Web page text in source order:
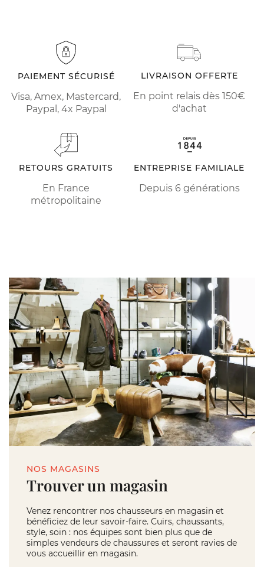
PAIEMENT SÉCURISÉ
Visa, Amex, Mastercard,
Paypal, 4x Paypal
LIVRAISON OFFERTE
En point relais dès 150€
d'achat
RETOURS GRATUITS
En France
métropolitaine
ENTREPRISE FAMILIALE
Depuis 6 générations
NOS MAGASINS
Trouver un magasin
Venez rencontrer nos chausseurs en magasin et
bénéficiez de leur savoir-faire. Cuirs, chaussants,
style, soin : nos équipes sont bien plus que de
simples vendeurs de chaussures et seront ravies de
vous accueillir en magasin.